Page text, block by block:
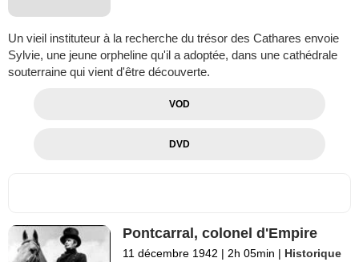
Un vieil instituteur à la recherche du trésor des Cathares envoie
Sylvie, une jeune orpheline qu'il a adoptée, dans une cathédrale
souterraine qui vient d'être découverte.
VOD
DVD
Pontcarral, colonel d'Empire
11 décembre 1942 | 2h 05min | Historique